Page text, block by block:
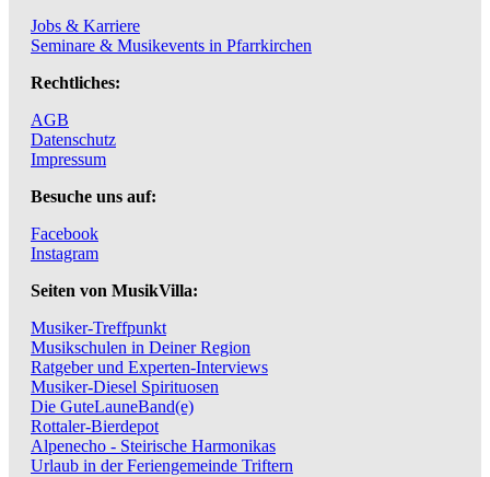
Jobs & Karriere
Seminare & Musikevents in Pfarrkirchen
Rechtliches:
AGB
Datenschutz
Impressum
Besuche uns auf:
Facebook
Instagram
Seiten von MusikVilla:
Musiker-Treffpunkt
Musikschulen in Deiner Region
Ratgeber und Experten-Interviews
Musiker-Diesel Spirituosen
Die GuteLauneBand(e)
Rottaler-Bierdepot
Alpenecho - Steirische Harmonikas
Urlaub in der Feriengemeinde Triftern